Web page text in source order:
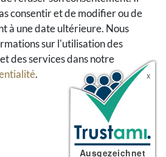
consentir et de modifier ou de
à une date ultérieure. Nous
sur l'utilisation des
des services dans notre
.